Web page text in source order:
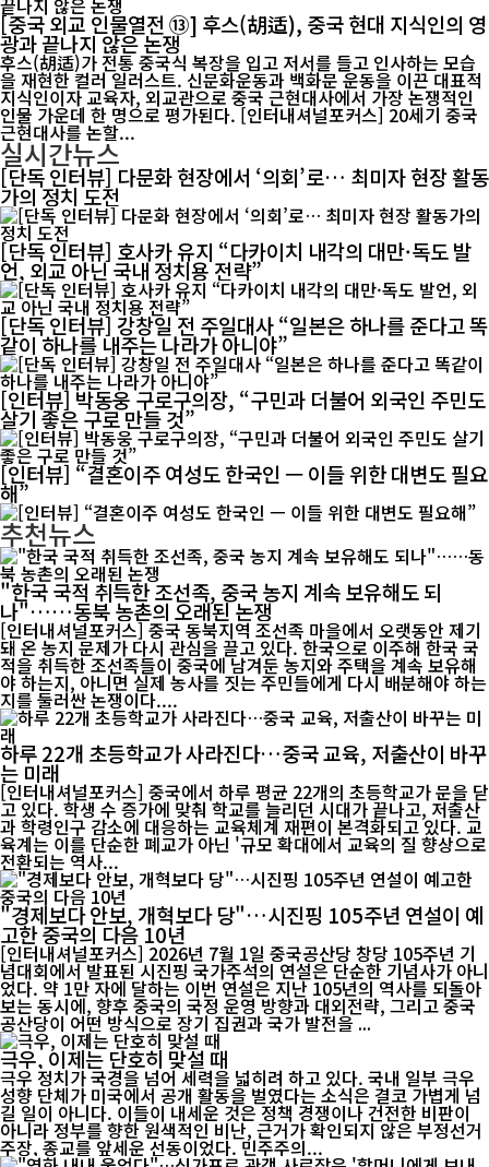
[중국 외교 인물열전 ⑬] 후스(胡适), 중국 현대 지식인의 영
광과 끝나지 않은 논쟁
후스(胡适)가 전통 중국식 복장을 입고 저서를 들고 인사하는 모습
을 재현한 컬러 일러스트. 신문화운동과 백화문 운동을 이끈 대표적
지식인이자 교육자, 외교관으로 중국 근현대사에서 가장 논쟁적인
인물 가운데 한 명으로 평가된다. [인터내셔널포커스] 20세기 중국
근현대사를 논할...
실시간뉴스
[단독 인터뷰] 다문화 현장에서 ‘의회’로… 최미자 현장 활동
가의 정치 도전
[단독 인터뷰] 호사카 유지 “다카이치 내각의 대만·독도 발
언, 외교 아닌 국내 정치용 전략”
[단독 인터뷰] 강창일 전 주일대사 “일본은 하나를 준다고 똑
같이 하나를 내주는 나라가 아니야”
[인터뷰] 박동웅 구로구의장, “구민과 더불어 외국인 주민도
살기 좋은 구로 만들 것”
[인터뷰] “결혼이주 여성도 한국인 ㅡ 이들 위한 대변도 필요
해”
추천뉴스
"한국 국적 취득한 조선족, 중국 농지 계속 보유해도 되
나"……동북 농촌의 오래된 논쟁
[인터내셔널포커스] 중국 동북지역 조선족 마을에서 오랫동안 제기
돼 온 농지 문제가 다시 관심을 끌고 있다. 한국으로 이주해 한국 국
적을 취득한 조선족들이 중국에 남겨둔 농지와 주택을 계속 보유해
야 하는지, 아니면 실제 농사를 짓는 주민들에게 다시 배분해야 하는
지를 둘러싼 논쟁이다....
하루 22개 초등학교가 사라진다…중국 교육, 저출산이 바꾸
는 미래
[인터내셔널포커스] 중국에서 하루 평균 22개의 초등학교가 문을 닫
고 있다. 학생 수 증가에 맞춰 학교를 늘리던 시대가 끝나고, 저출산
과 학령인구 감소에 대응하는 교육체계 재편이 본격화되고 있다. 교
육계는 이를 단순한 폐교가 아닌 '규모 확대에서 교육의 질 향상으로
전환되는 역사...
"경제보다 안보, 개혁보다 당"…시진핑 105주년 연설이 예
고한 중국의 다음 10년
[인터내셔널포커스] 2026년 7월 1일 중국공산당 창당 105주년 기
념대회에서 발표된 시진핑 국가주석의 연설은 단순한 기념사가 아니
었다. 약 1만 자에 달하는 이번 연설은 지난 105년의 역사를 되돌아
보는 동시에, 향후 중국의 국정 운영 방향과 대외전략, 그리고 중국
공산당이 어떤 방식으로 장기 집권과 국가 발전을 ...
극우, 이제는 단호히 맞설 때
극우 정치가 국경을 넘어 세력을 넓히려 하고 있다. 국내 일부 극우
성향 단체가 미국에서 공개 활동을 벌였다는 소식은 결코 가볍게 넘
길 일이 아니다. 이들이 내세운 것은 정책 경쟁이나 건전한 비판이
아니라 정부를 향한 원색적인 비난, 근거가 확인되지 않은 부정선거
주장, 종교를 앞세운 선동이었다. 민주주의...